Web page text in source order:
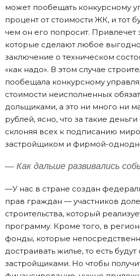
может пообещать конкурсному
процент от стоимости ЖК, и тот
чем он его попросит. Привлечет
которые сделают любое
заключение о техническом
«как надо». В этом случае
пообещала конкурсному
стоимости неисполненных
дольщиками, а это ни много ни
рублей, ясно, что за такие
склоняя всех к подписанию
застройщиком и фирмой-
— Как дальше развивались
—У нас в стране создан
прав граждан — участников
строительства, который
программу. Кроме того, в
фонды, которые
достраивать жилье, то есть будут
застройщиками. Но чтобы